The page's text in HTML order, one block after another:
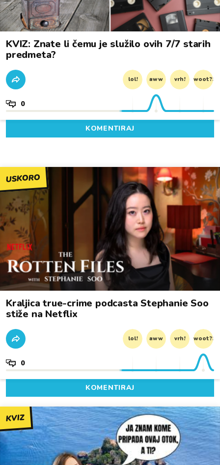
KVIZ: Znate li čemu je služilo ovih 7/7 starih
predmeta?
lol! aww vrh! woot?!
0
KOMENTIRAJ
USKORO
Kraljica true-crime podcasta Stephanie Soo
stiže na Netflix
lol! aww vrh! woot?!
0
KOMENTIRAJ
KVIZ